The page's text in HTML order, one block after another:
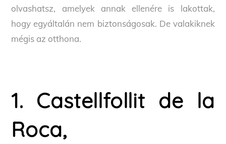
olvashatsz, amelyek annak ellenére is lakottak,
hogy egyáltalán nem biztonságosak. De valakiknek
mégis az otthona.
1. Castellfollit de la
Roca,